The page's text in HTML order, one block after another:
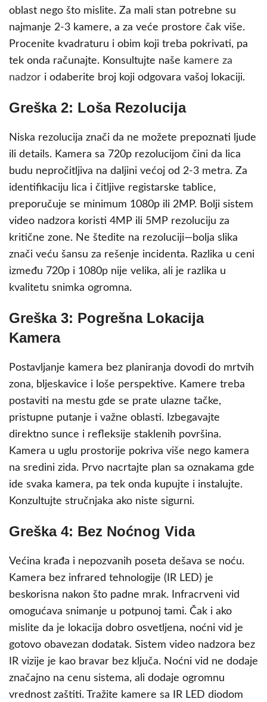
oblast nego što mislite. Za mali stan potrebne su
najmanje 2-3 kamere, a za veće prostore čak više.
Procenite kvadraturu i obim koji treba pokrivati, pa
tek onda računajte. Konsultujte naše kamere za
nadzor i odaberite broj koji odgovara vašoj lokaciji.
Greška 2: Loša Rezolucija
Niska rezolucija znači da ne možete prepoznati ljude
ili details. Kamera sa 720p rezolucijom čini da lica
budu nepročitljiva na daljini većoj od 2-3 metra. Za
identifikaciju lica i čitljive registarske tablice,
preporučuje se minimum 1080p ili 2MP. Bolji sistem
video nadzora koristi 4MP ili 5MP rezoluciju za
kritične zone. Ne štedite na rezoluciji—bolja slika
znači veću šansu za rešenje incidenta. Razlika u ceni
između 720p i 1080p nije velika, ali je razlika u
kvalitetu snimka ogromna.
Greška 3: Pogrešna Lokacija
Kamera
Postavljanje kamera bez planiranja dovodi do mrtvih
zona, bljeskavice i loše perspektive. Kamere treba
postaviti na mestu gde se prate ulazne tačke,
pristupne putanje i važne oblasti. Izbegavajte
direktno sunce i refleksije staklenih površina.
Kamera u uglu prostorije pokriva više nego kamera
na sredini zida. Prvo nacrtajte plan sa oznakama gde
ide svaka kamera, pa tek onda kupujte i instalujte.
Konzultujte stručnjaka ako niste sigurni.
Greška 4: Bez Noćnog Vida
Većina krađa i nepozvanih poseta dešava se noću.
Kamera bez infrared tehnologije (IR LED) je
beskorisna nakon što padne mrak. Infracrveni vid
omogućava snimanje u potpunoj tami. Čak i ako
mislite da je lokacija dobro osvetljena, noćni vid je
gotovo obavezan dodatak. Sistem video nadzora bez
IR vizije je kao bravar bez ključa. Noćni vid ne dodaje
značajno na cenu sistema, ali dodaje ogromnu
vrednost zaštiti. Tražite kamere sa IR LED diodom